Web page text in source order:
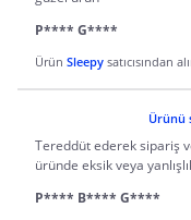
P**** G****
Ürün Sleepy satıcısından
Ürünü
Tereddüt ederek sipariş
üründe eksik veya
P**** B**** G****